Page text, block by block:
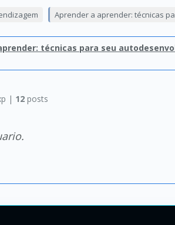
Aprender a aprender: técnicas
técnicas para seu
| 12 posts